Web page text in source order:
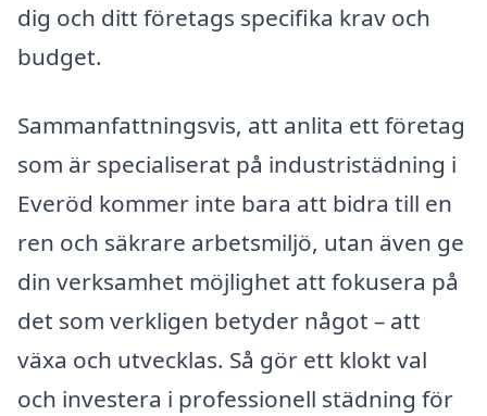
dig och ditt företags specifika krav och
budget.
Sammanfattningsvis, att anlita ett företag
som är specialiserat på industristädning i
Everöd kommer inte bara att bidra till en
ren och säkrare arbetsmiljö, utan även ge
din verksamhet möjlighet att fokusera på
det som verkligen betyder något – att
växa och utvecklas. Så gör ett klokt val
och investera i professionell städning för